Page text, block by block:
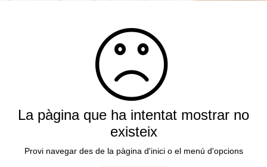
La pàgina que ha intentat mostrar no
existeix
Provi navegar des de la pàgina d'inici o el menú d'opcions